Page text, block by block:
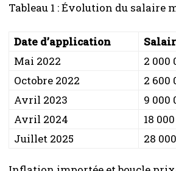
Tableau 1 : Évolution du salaire
Date d’application
Mai 2022
2 000
Octobre 2022
2 600
Avril 2023
9 000
Avril 2024
18
Juillet 2025
28